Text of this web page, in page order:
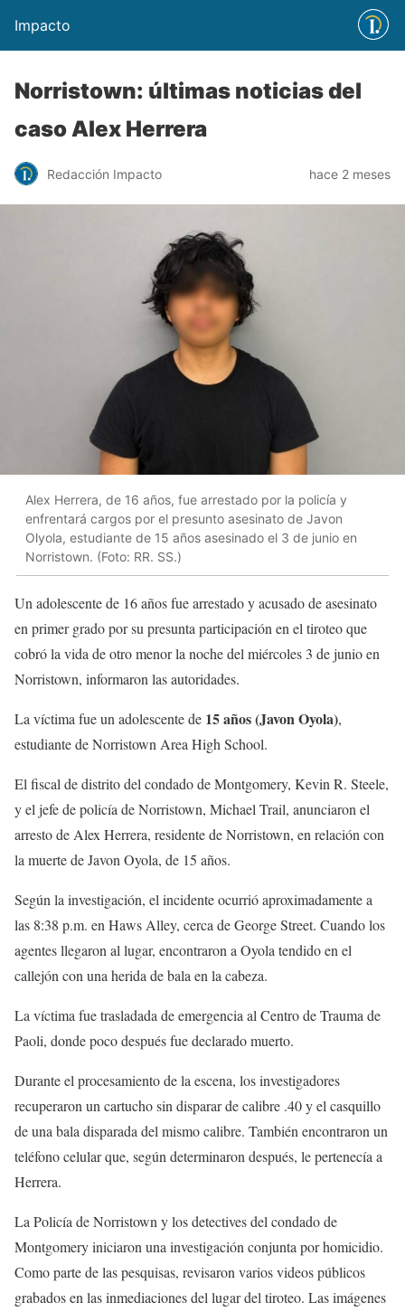
Impacto
Norristown: últimas noticias del
caso Alex Herrera
Redacción Impacto hace 2 meses
Alex Herrera, de 16 años, fue arrestado por la policía y
enfrentará cargos por el presunto asesinato de Javon
Olyola, estudiante de 15 años asesinado el 3 de junio en
Norristown. (Foto: RR. SS.)
Un adolescente de 16 años fue arrestado y acusado de asesinato
en primer grado por su presunta participación en el tiroteo que
cobró la vida de otro menor la noche del miércoles 3 de junio en
Norristown, informaron las autoridades.
La víctima fue un adolescente de 15 años (Javon Oyola),
estudiante de Norristown Area High School.
El fiscal de distrito del condado de Montgomery, Kevin R. Steele,
y el jefe de policía de Norristown, Michael Trail, anunciaron el
arresto de Alex Herrera, residente de Norristown, en relación con
la muerte de Javon Oyola, de 15 años.
Según la investigación, el incidente ocurrió aproximadamente a
las 8:38 p.m. en Haws Alley, cerca de George Street. Cuando los
agentes llegaron al lugar, encontraron a Oyola tendido en el
callejón con una herida de bala en la cabeza.
La víctima fue trasladada de emergencia al Centro de Trauma de
Paoli, donde poco después fue declarado muerto.
Durante el procesamiento de la escena, los investigadores
recuperaron un cartucho sin disparar de calibre .40 y el casquillo
de una bala disparada del mismo calibre. También encontraron un
teléfono celular que, según determinaron después, le pertenecía a
Herrera.
La Policía de Norristown y los detectives del condado de
Montgomery iniciaron una investigación conjunta por homicidio.
Como parte de las pesquisas, revisaron varios videos públicos
grabados en las inmediaciones del lugar del tiroteo. Las imágenes